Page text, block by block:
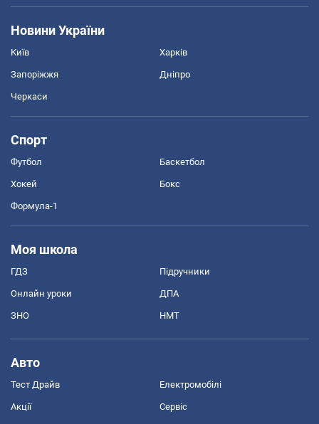
Новини України
Київ Харків
Запоріжжя Дніпро
Черкаси
Спорт
Футбол Баскетбол
Хокей Бокс
Формула-1
Моя школа
ГДЗ Підручники
Онлайн уроки ДПА
ЗНО НМТ
Авто
Тест Драйв Електромобілі
Акції Сервіс